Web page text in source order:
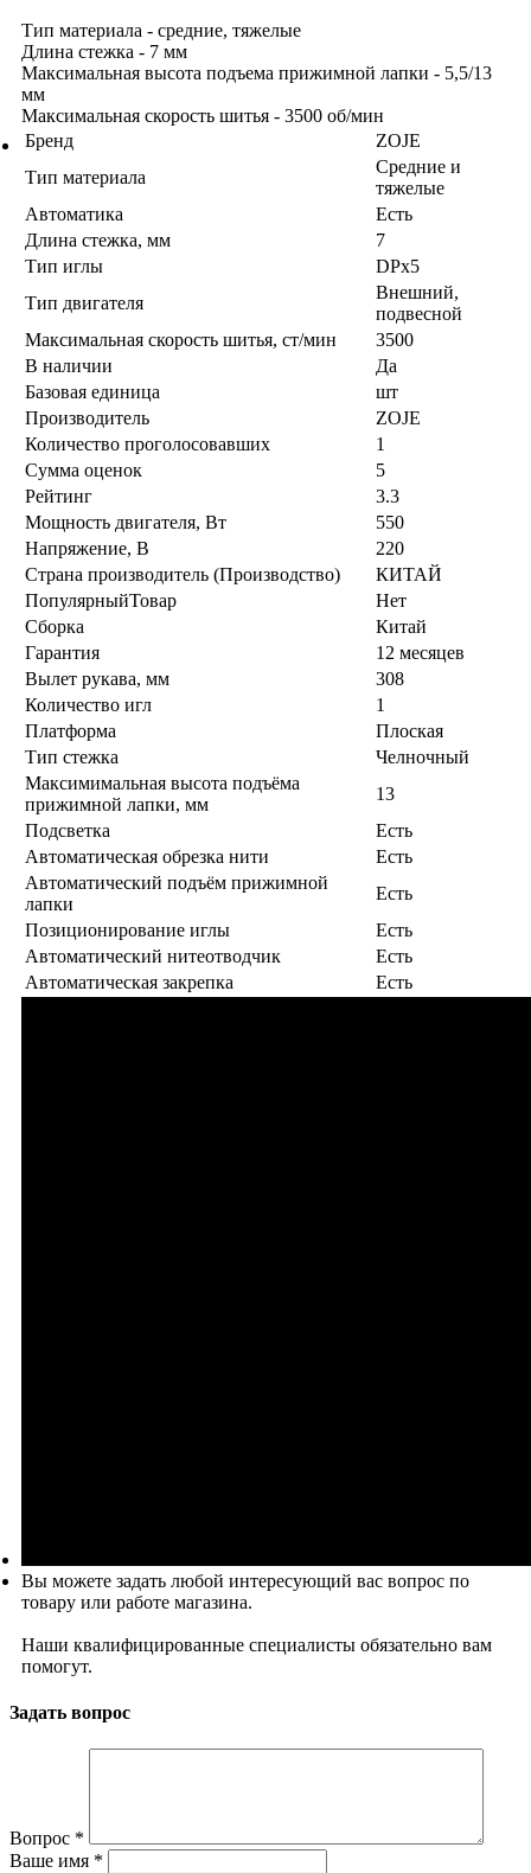
Тип материала - средние, тяжелые
Длина стежка - 7 мм
Максимальная высота подъема прижимной лапки - 5,5/13
мм
Максимальная скорость шитья - 3500 об/мин
Бренд
ZOJE
Тип материала
Средние и
тяжелые
Автоматика
Есть
Длина стежка, мм
7
Тип иглы
DPx5
Тип двигателя
Внешний,
подвесной
Максимальная скорость шитья, ст/мин
3500
В наличии
Да
Базовая единица
шт
Производитель
ZOJE
Количество проголосовавших
1
Сумма оценок
5
Рейтинг
3.3
Мощность двигателя, Вт
550
Напряжение, В
220
Страна производитель (Производство)
КИТАЙ
ПопулярныйТовар
Нет
Сборка
Китай
Гарантия
12 месяцев
Вылет рукава, мм
308
Количество игл
1
Платформа
Плоская
Тип стежка
Челночный
Максимимальная высота подъёма
прижимной лапки, мм
13
Подсветка
Есть
Автоматическая обрезка нити
Есть
Автоматический подъём прижимной
лапки
Есть
Позиционирование иглы
Есть
Автоматический нитеотводчик
Есть
Автоматическая закрепка
Есть
Вы можете задать любой интересующий вас вопрос по
товару или работе магазина.
Наши квалифицированные специалисты обязательно вам
помогут.
Задать вопрос
Вопрос *
Ваше имя *